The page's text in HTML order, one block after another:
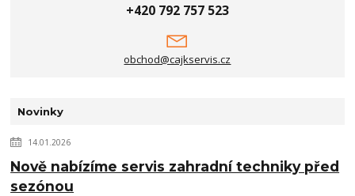
+420 792 757 523
obchod@cajkservis.cz
Novinky
14.01.2026
Nově nabízíme servis zahradní techniky před
sezónou